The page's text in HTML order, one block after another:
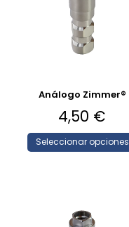
Análogo Zimmer®
4,50 €
Seleccionar opciones